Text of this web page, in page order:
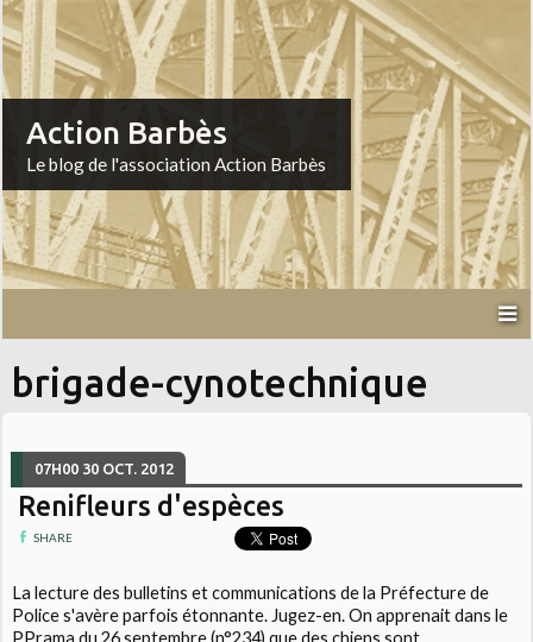
Action Barbès
Le blog de l'association Action Barbès
brigade-cynotechnique
07H00 30 OCT. 2012
Renifleurs d'espèces
SHARE
La lecture des bulletins et communications de la Préfecture de
Police s'avère parfois étonnante. Jugez-en. On apprenait dans le
PPrama du 26 septembre (n°234) que des chiens sont